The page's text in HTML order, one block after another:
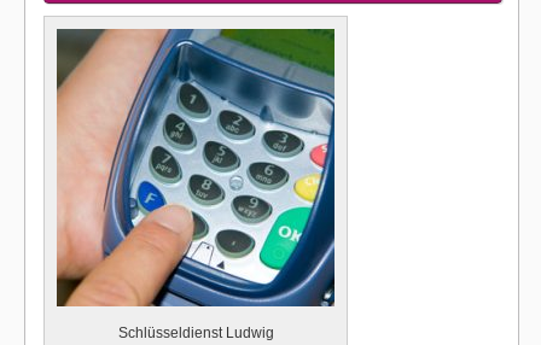
Schlüsseldienst Ludwig